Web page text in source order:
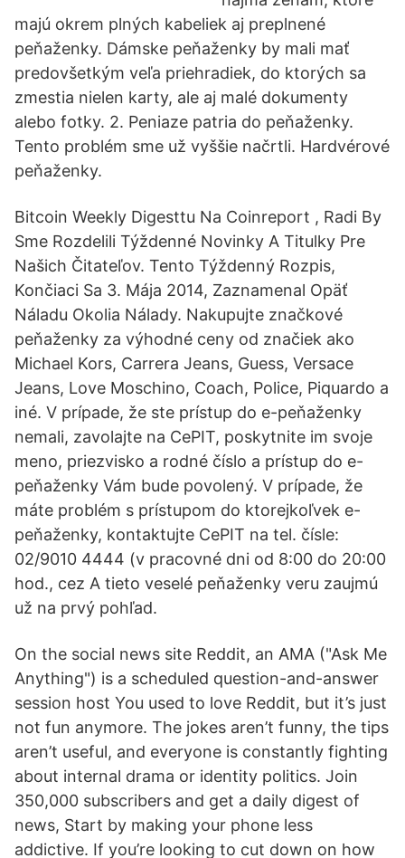
majú okrem plných kabeliek aj preplnené
peňaženky. Dámske peňaženky by mali mať
predovšetkým veľa priehradiek, do ktorých sa
zmestia nielen karty, ale aj malé dokumenty
alebo fotky. 2. Peniaze patria do peňaženky.
Tento problém sme už vyššie načrtli. Hardvérové
peňaženky.
Bitcoin Weekly Digesttu Na Coinreport , Radi By
Sme Rozdelili Týždenné Novinky A Titulky Pre
Našich Čitateľov. Tento Týždenný Rozpis,
Končiaci Sa 3. Mája 2014, Zaznamenal Opäť
Náladu Okolia Nálady. Nakupujte značkové
peňaženky za výhodné ceny od značiek ako
Michael Kors, Carrera Jeans, Guess, Versace
Jeans, Love Moschino, Coach, Police, Piquardo a
iné. V prípade, že ste prístup do e-peňaženky
nemali, zavolajte na CePIT, poskytnite im svoje
meno, priezvisko a rodné číslo a prístup do e-
peňaženky Vám bude povolený. V prípade, že
máte problém s prístupom do ktorejkoľvek e-
peňaženky, kontaktujte CePIT na tel. čísle:
02/9010 4444 (v pracovné dni od 8:00 do 20:00
hod., cez A tieto veselé peňaženky veru zaujmú
už na prvý pohľad.
On the social news site Reddit, an AMA ("Ask Me
Anything") is a scheduled question-and-answer
session host You used to love Reddit, but it’s just
not fun anymore. The jokes aren’t funny, the tips
aren’t useful, and everyone is constantly fighting
about internal drama or identity politics. Join
350,000 subscribers and get a daily digest of
news, Start by making your phone less
addictive. If you’re looking to cut down on how